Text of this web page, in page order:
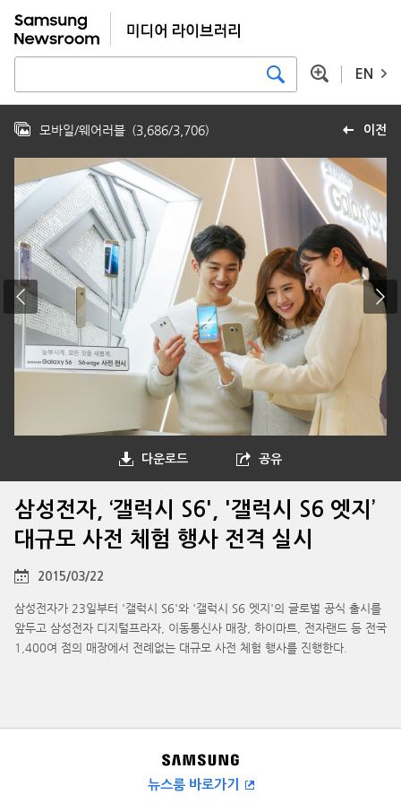
EN
이전
모바일/웨어러블 (3,686/3,706)
다운로드 공유
삼성전자, ‘갤럭시 S6', '갤럭시 S6 엣지’
대규모 사전 체험 행사 전격 실시
2015/03/22
삼성전자가 23일부터 '갤럭시 S6'와 '갤럭시 S6 엣지'의 글로벌 공식 출시를
앞두고 삼성전자 디지털프라자, 이동통신사 매장, 하이마트, 전자랜드 등 전국
1,400여 점의 매장에서 전례없는 대규모 사전 체험 행사를 진행한다.
뉴스룸 바로가기